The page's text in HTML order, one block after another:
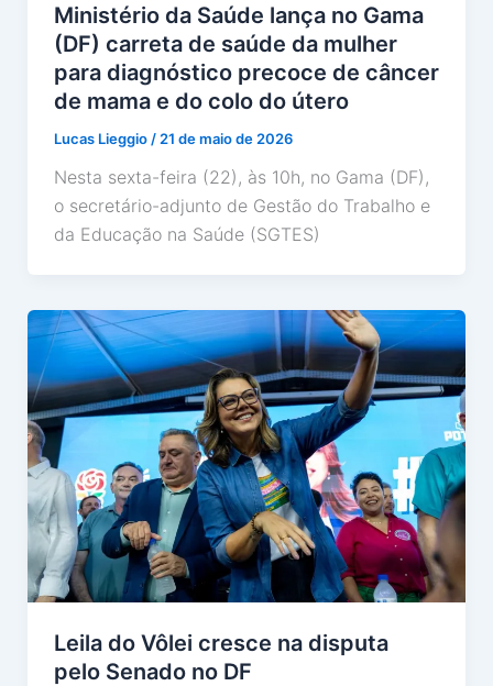
Ministério da Saúde lança no Gama
(DF) carreta de saúde da mulher
para diagnóstico precoce de câncer
de mama e do colo do útero
Lucas Lieggio / 21 de maio de 2026
Nesta sexta-feira (22), às 10h, no Gama (DF),
o secretário-adjunto de Gestão do Trabalho e
da Educação na Saúde (SGTES)
Leila do Vôlei cresce na disputa
pelo Senado no DF